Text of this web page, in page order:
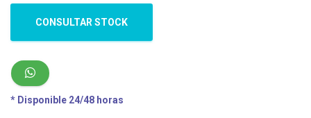
CONSULTAR STOCK
* Disponible 24/48 horas